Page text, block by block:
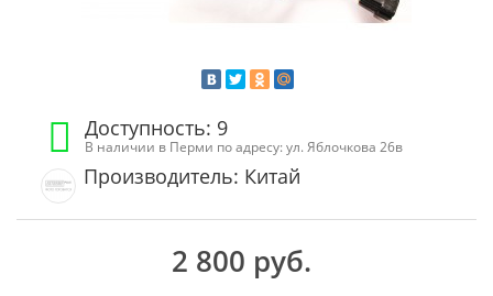
Доступность: 9
В наличии в Перми по адресу: ул. Яблочкова 26в
Производитель: Китай
2 800 руб.